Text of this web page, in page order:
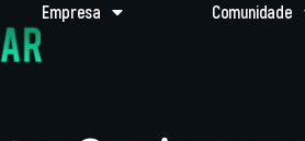
Empresa Comunidade